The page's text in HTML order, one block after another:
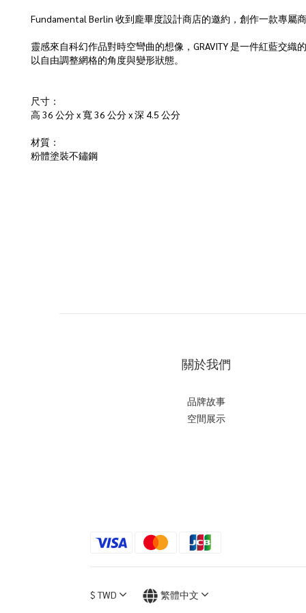
Fundamental Berlin 收到龐畢度設計商店的邀約，創作一款專
靈感來自科幻作品對時空彎曲的想像，GRAVITY 是一件紅藍交
以自由調整網格的角度與變形狀態。
尺寸：
高 36 公分 x 寬 36 公分 x 深 4.5 公分
材質：
粉體塗裝不鏽鋼
關於我們
品牌故事
空間展示
$ TWD 繁體中文